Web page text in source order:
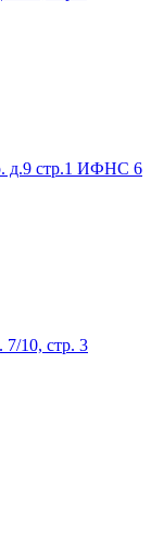
ИФНС 6